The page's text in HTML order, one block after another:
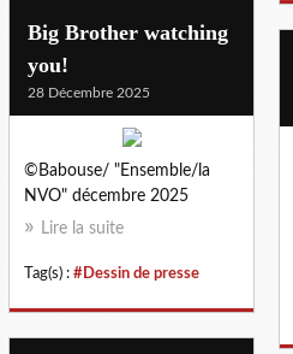
Big Brother watching
you!
28 Décembre 2025
©Babouse/ "Ensemble/la
NVO" décembre 2025
Lire la suite
Tag(s) : #Dessin de presse